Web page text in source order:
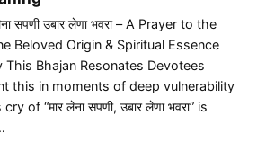
सपणी उबार लेणा भवरा – A Prayer to the
Beloved Origin & Spiritual Essence
This Bhajan Resonates Devotees
this in moments of deep vulnerability
of “मार लेना सपणी, उबार लेणा भवरा” is